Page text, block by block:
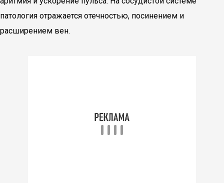
патология отражается отечностью, посинением и
расширением вен.